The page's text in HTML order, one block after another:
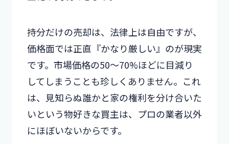
持分だけの売却は、法律上は自由ですが、
価格面では正直『かなり厳しい』のが現実
です。市場価格の50〜70%ほどに目減り
してしまうことも珍しくありません。これ
は、見知らぬ誰かと家の権利を分け合いた
いという物好きな買主は、プロの業者以外
にほぼいないからです。